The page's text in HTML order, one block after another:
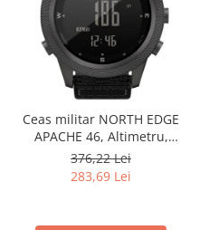
Ceas militar NORTH EDGE
APACHE 46, Altimetru,
Barometru, Cronometru,
Termometru, Pedometru,
Busola
376,22 Lei
283,69 Lei